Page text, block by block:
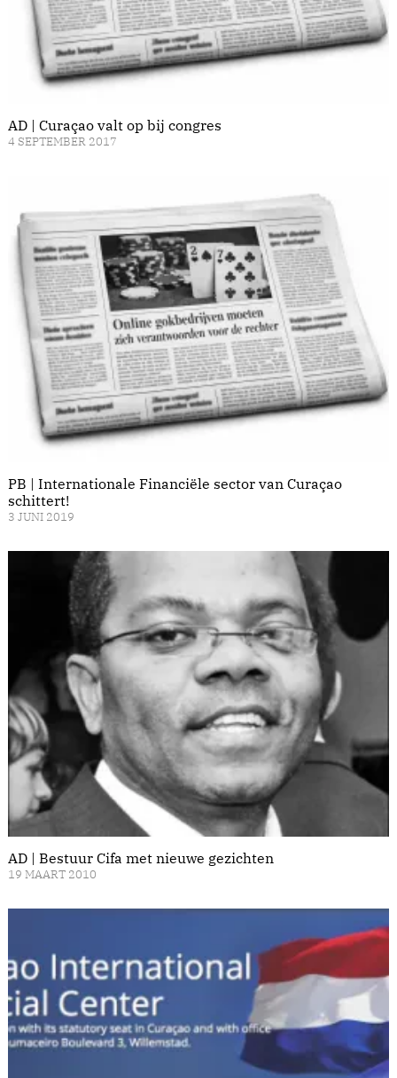
AD | Curaçao valt op bij congres
4 SEPTEMBER 2017
PB | Internationale Financiële sector van Curaçao
schittert!
3 JUNI 2019
AD | Bestuur Cifa met nieuwe gezichten
19 MAART 2010